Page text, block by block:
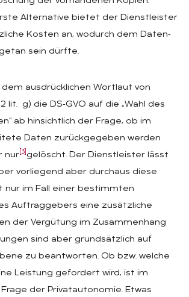
Alternative bietet der Dienstleister
Kosten an, wodurch dem Daten‑
sein dürfte.
ausdrücklichen Wortlaut von
lit. g) die DS‑GVO auf die „Wahl des
ab hinsichtlich der Frage, ob im
Daten zurückgegeben werden
nur [3] gelöscht. Der Dienstleister lässt
vorliegend aber durchaus diese
nur im Fall einer bestimmten
Auftraggebers eine zusätzliche
der Vergütung im Zusammenhang
sind aber grundsätzlich auf
zu beantworten. Ob bzw. welche
Leistung gefordert wird, ist im
der Privatautonomie. Etwas